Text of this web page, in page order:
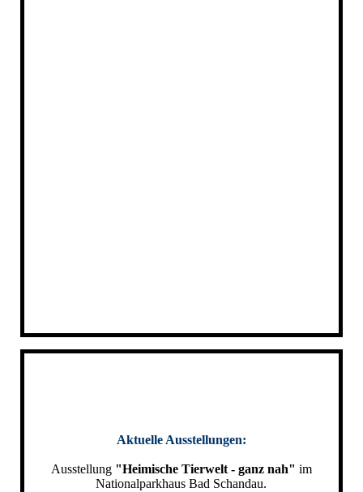
Aktuelle Ausstellungen:
Ausstellung "Heimische Tierwelt - ganz nah" im
Nationalparkhaus Bad Schandau.